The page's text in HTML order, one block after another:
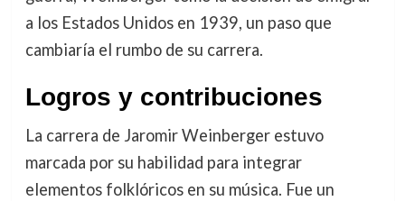
a los Estados Unidos en 1939, un paso que
cambiaría el rumbo de su carrera.
Logros y contribuciones
La carrera de Jaromir Weinberger estuvo
marcada por su habilidad para integrar
elementos folklóricos en su música. Fue un